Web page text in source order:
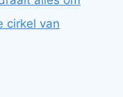
cirkel van